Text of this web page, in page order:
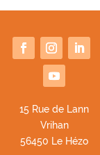
15 Rue de Lann
Vrihan
56450 Le Hézo